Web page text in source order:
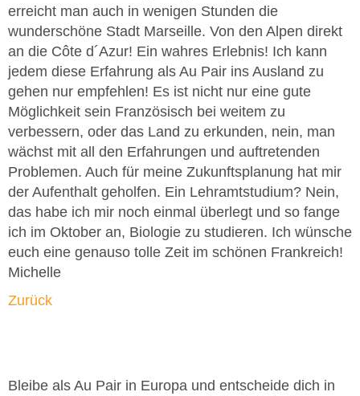
erreicht man auch in wenigen Stunden die
wunderschöne Stadt Marseille. Von den Alpen direkt
an die Côte d´Azur! Ein wahres Erlebnis! Ich kann
jedem diese Erfahrung als Au Pair ins Ausland zu
gehen nur empfehlen! Es ist nicht nur eine gute
Möglichkeit sein Französisch bei weitem zu
verbessern, oder das Land zu erkunden, nein, man
wächst mit all den Erfahrungen und auftretenden
Problemen. Auch für meine Zukunftsplanung hat mir
der Aufenthalt geholfen. Ein Lehramtstudium? Nein,
das habe ich mir noch einmal überlegt und so fange
ich im Oktober an, Biologie zu studieren. Ich wünsche
euch eine genauso tolle Zeit im schönen Frankreich!
Michelle
Zurück
Bleibe als Au Pair in Europa und entscheide dich in